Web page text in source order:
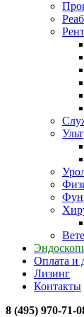
Оплата и
Лизинг
Контакты
8 (495) 970-71-